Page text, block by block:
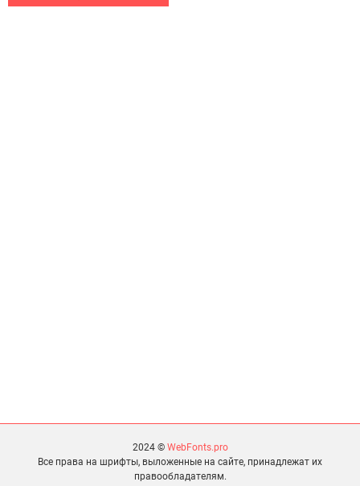
2024 © WebFonts.pro
Все права на шрифты, выложенные на сайте, принадлежат их
правообладателям.